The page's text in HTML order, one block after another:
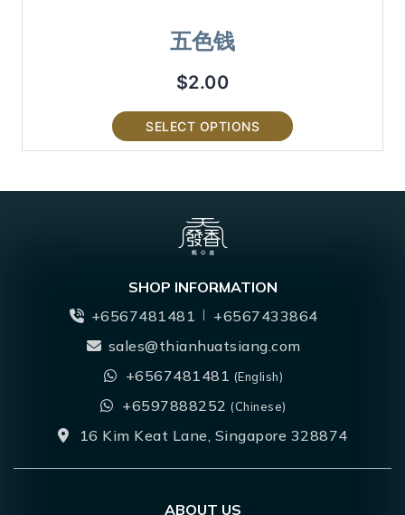
五色钱
$2.00
SELECT OPTIONS
SHOP INFORMATION
+6567481481
+6567433864
sales@thianhuatsiang.com
+6567481481 (English)
+6597888252(Chinese)
16 Kim Keat Lane, Singapore 328874
ABOUT US